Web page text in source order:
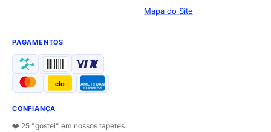
Mapa do Site
PAGAMENTOS
elo AMERICAN
EXPRESS
CONFIANÇA
❤️ 25 "gostei" em nossos tapetes